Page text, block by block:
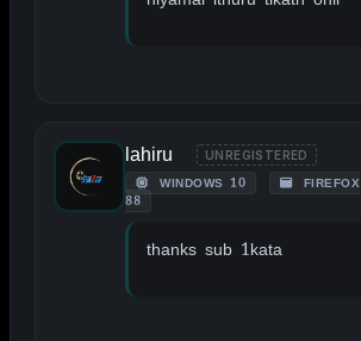
lahiru UNREGISTERED
WINDOWS 10
FIREFOX
88
thanks sub 1kata